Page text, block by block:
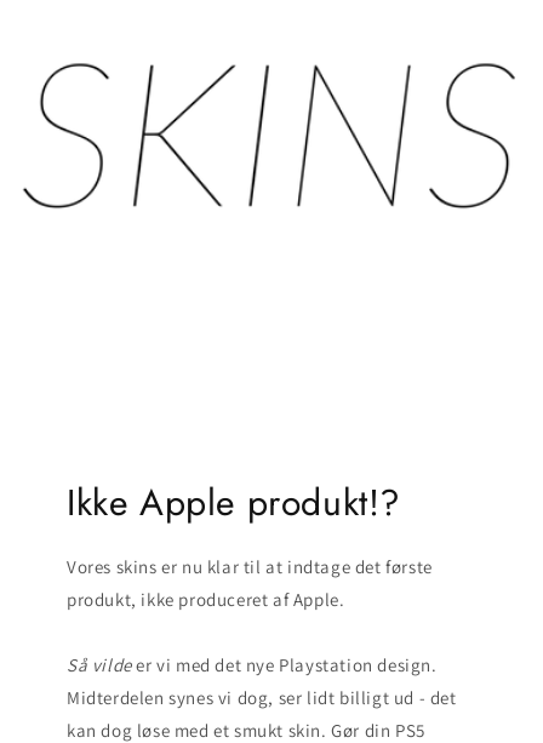
Ikke Apple produkt!?
Vores skins er nu klar til at indtage det første
produkt, ikke produceret af Apple.
Så vildeer vi med det nye Playstation design.
Midterdelen synes vi dog, ser lidt billigt ud - det
kan dog løse med et smukt skin. Gør din PS5